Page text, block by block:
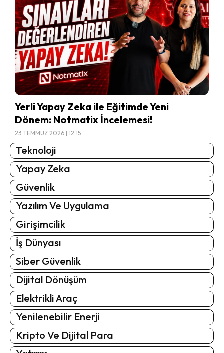
Yerli Yapay Zeka ile Eğitimde Yeni
Dönem: Notmatix İncelemesi!
23 TEMMUZ 2026 | 12:15
Teknoloji
Yapay Zeka
Güvenlik
Yazılım Ve Uygulama
Girişimcilik
İş Dünyası
Siber Güvenlik
Dijital Dönüşüm
Elektrikli Araç
Yenilenebilir Enerji
Kripto Ve Dijital Para